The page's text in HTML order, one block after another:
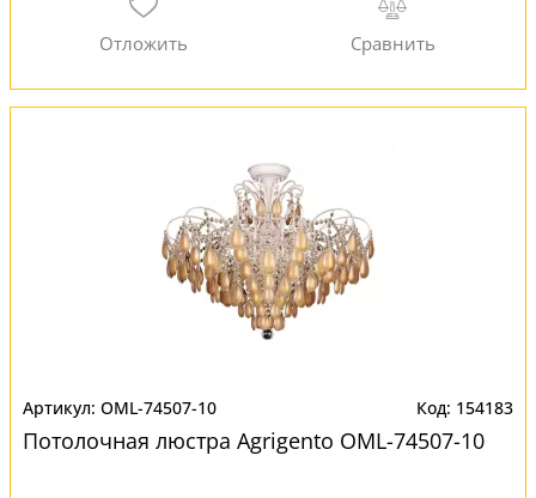
OML-74507-10 154183
Потолочная люстра Agrigento OML-74507-10